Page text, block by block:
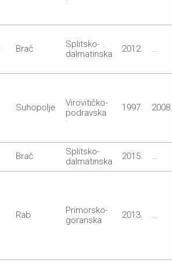
Brač
Splitsko-
dalmatinska
2012. …
Suhopolje
Virovitičko-
podravska
1997. 2008.
Brač
Splitsko-
dalmatinska
2015. …
Rab
Primorsko-
goranska
2013. …